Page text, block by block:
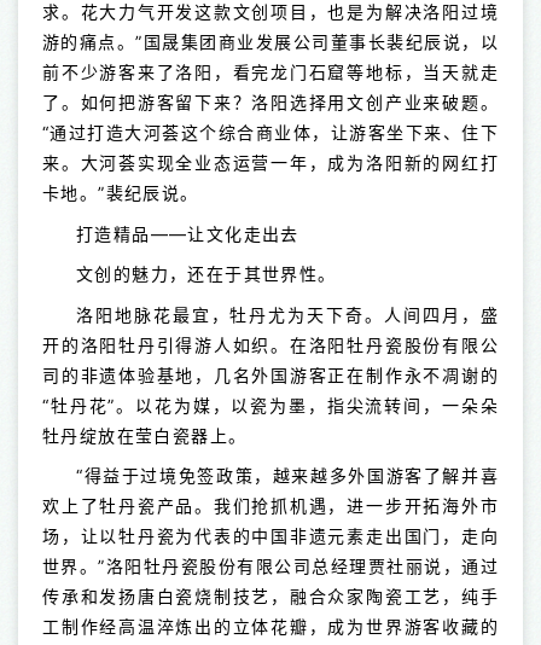
求。花大力气开发这款文创项目，也是为解决洛阳过境
游的痛点。”国晟集团商业发展公司董事长裴纪辰说，以
前不少游客来了洛阳，看完龙门石窟等地标，当天就走
了。如何把游客留下来？洛阳选择用文创产业来破题。
“通过打造大河荟这个综合商业体，让游客坐下来、住下
来。大河荟实现全业态运营一年，成为洛阳新的网红打
卡地。”裴纪辰说。
打造精品——让文化走出去
文创的魅力，还在于其世界性。
洛阳地脉花最宜，牡丹尤为天下奇。人间四月，盛
开的洛阳牡丹引得游人如织。在洛阳牡丹瓷股份有限公
司的非遗体验基地，几名外国游客正在制作永不凋谢的
“牡丹花”。以花为媒，以瓷为墨，指尖流转间，一朵朵
牡丹绽放在莹白瓷器上。
“得益于过境免签政策，越来越多外国游客了解并喜
欢上了牡丹瓷产品。我们抢抓机遇，进一步开拓海外市
场，让以牡丹瓷为代表的中国非遗元素走出国门，走向
世界。”洛阳牡丹瓷股份有限公司总经理贾社丽说，通过
传承和发扬唐白瓷烧制技艺，融合众家陶瓷工艺，纯手
工制作经高温淬炼出的立体花瓣，成为世界游客收藏的